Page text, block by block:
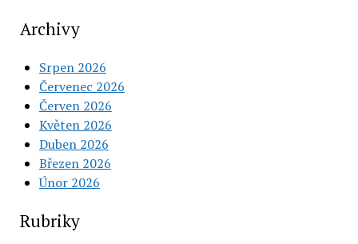
Archivy
Srpen 2026
Červenec 2026
Červen 2026
Květen 2026
Duben 2026
Březen 2026
Únor 2026
Rubriky